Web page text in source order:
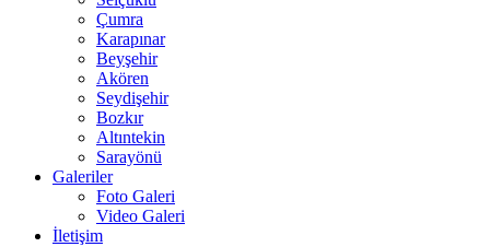
Çumra
Karapınar
Beyşehir
Akören
Seydişehir
Bozkır
Altıntekin
Sarayönü
Galeriler
Foto Galeri
Video Galeri
İletişim